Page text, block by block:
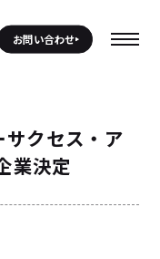
お問い合わせ
サクセス・ア
業決定